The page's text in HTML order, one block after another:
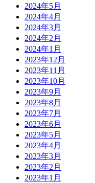
2024年5月
2024年4月
2024年3月
2024年2月
2024年1月
2023年12月
2023年11月
2023年10月
2023年9月
2023年8月
2023年7月
2023年6月
2023年5月
2023年4月
2023年3月
2023年2月
2023年1月